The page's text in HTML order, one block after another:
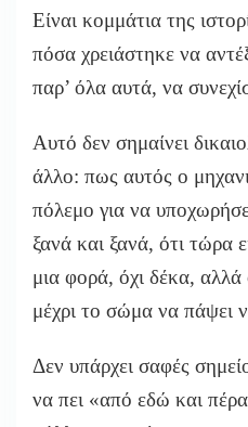
Είναι κομμάτια της
πόσα χρειάστηκε να
παρ’ όλα αυτά, να
Αυτό δεν σημαίνει
άλλο: πως αυτός ο
πόλεμο για να
ξανά και ξανά, ότι τώρα
μια φορά, όχι δέκα, αλλά
μέχρι το σώμα να πάψει
Δεν υπάρχει σαφές
να πει «από εδώ και